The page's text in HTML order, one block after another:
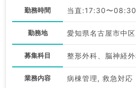
勤務時間 当直:17:30〜08:30
勤務地 愛知県名古屋市中区
募集科目
業務内容 病棟管理, 救急対応